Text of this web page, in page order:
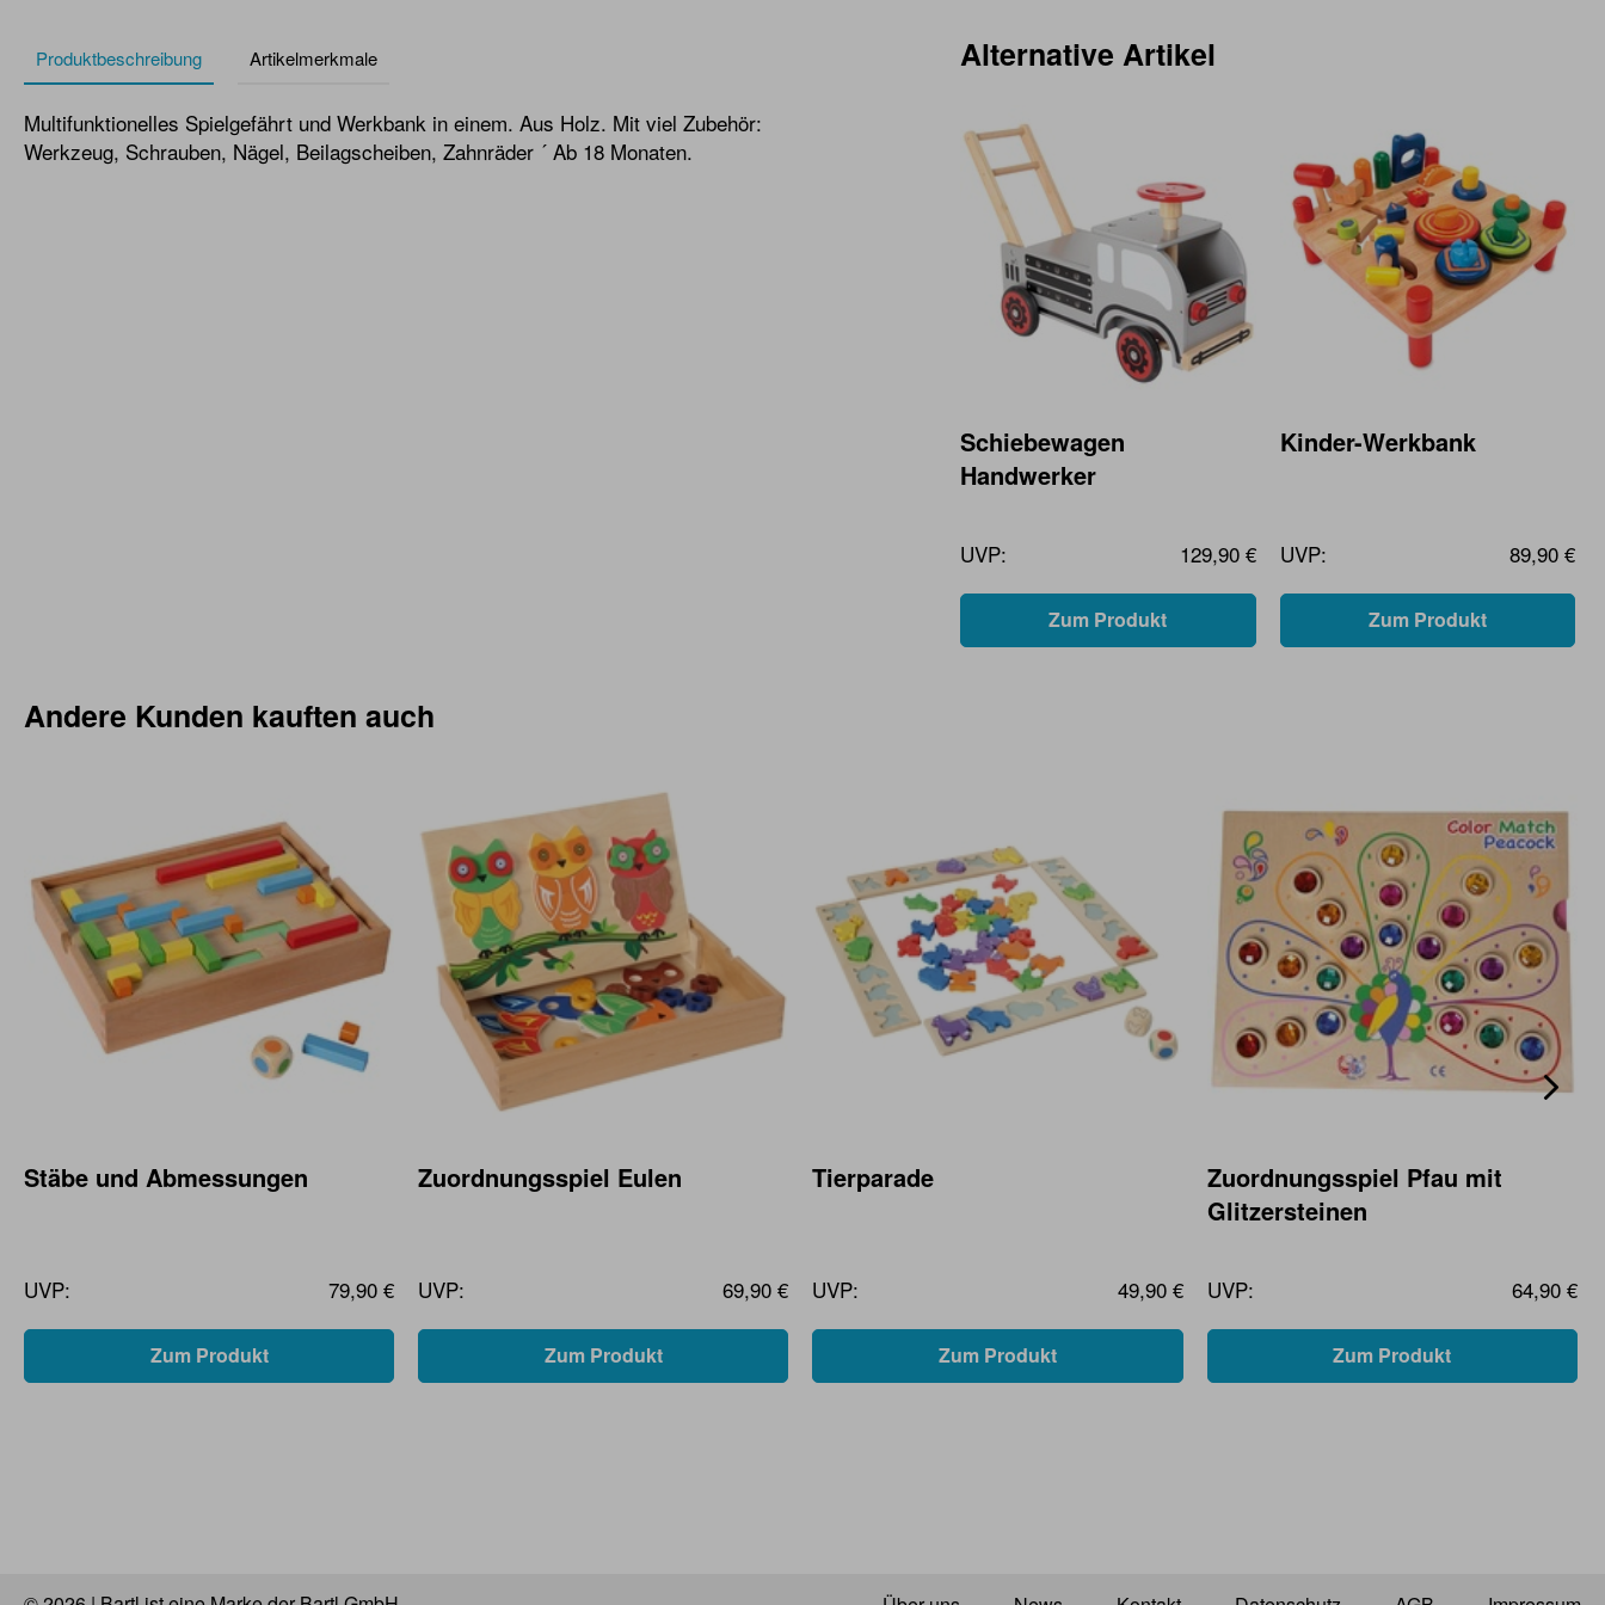
Produktbeschreibung Artikelmerkmale
Multifunktionelles Spielgefährt und Werkbank in einem. Aus Holz. Mit viel Zubehör:
Werkzeug, Schrauben, Nägel, Beilagscheiben, Zahnräder ´ Ab 18 Monaten.
Alternative Artikel
Schiebewagen
Handwerker
UVP: 129,90 €
Zum Produkt
Kinder-Werkbank
UVP: 89,90 €
Zum Produkt
Andere Kunden kauften auch
Stäbe und Abmessungen
UVP: 79,90 €
Zum Produkt
Zuordnungsspiel Eulen
UVP: 69,90 €
Zum Produkt
Tierparade
UVP: 49,90 €
Zum Produkt
Zuordnungsspiel Pfau mit
Glitzersteinen
UVP: 64,90 €
Zum Produkt